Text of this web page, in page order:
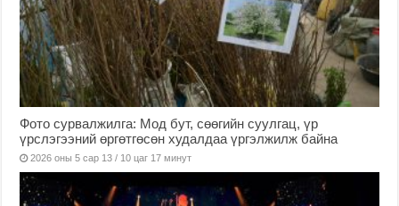
Фото сурвалжилга: Мод бут, сөөгийн суулгац, үр
үрслэгээний өргөтгөсөн худалдаа үргэлжилж байна
2026 оны 5 сар 13 / 10 цаг 17 минут